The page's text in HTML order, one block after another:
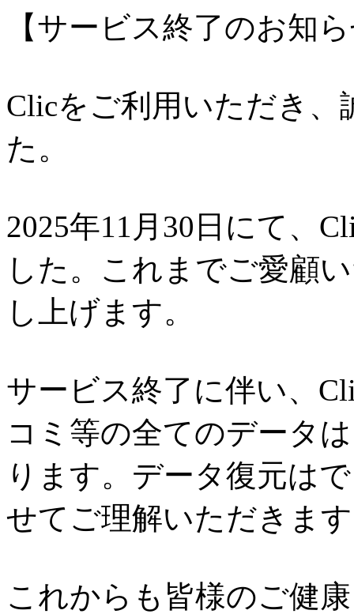
【サービス終了のお知
Clicをご利用いただき
た。
2025年11月30日にて、
した。これまでご愛顧
し上げます。
サービス終了に伴い、
コミ等の全てのデータ
ります。データ復元は
せてご理解いただきま
これからも皆様のご健